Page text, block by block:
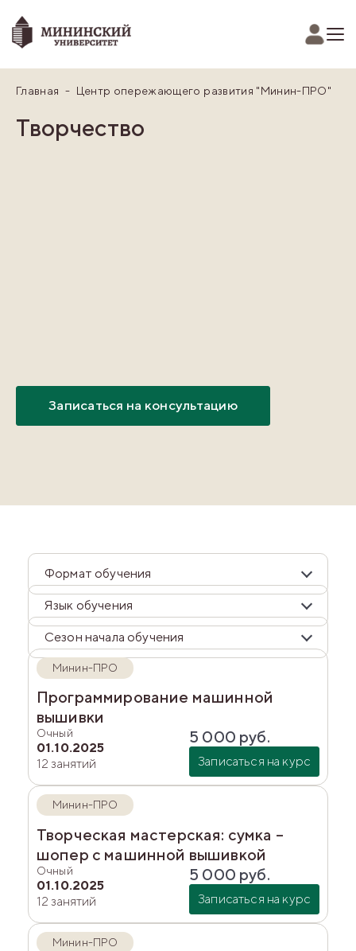
Главная Центр опережающего развития "Минин-ПРО"
Творчество
Записаться на консультацию
Формат обучения
Язык обучения
Сезон начала обучения
Минин-ПРО
Программирование машинной
вышивки
Очный
01.10.2025
12 занятий
5 000 руб.
Записаться на курс
Минин-ПРО
Творческая мастерская: сумка –
шопер с машинной вышивкой
Очный
01.10.2025
12 занятий
5 000 руб.
Записаться на курс
Минин-ПРО